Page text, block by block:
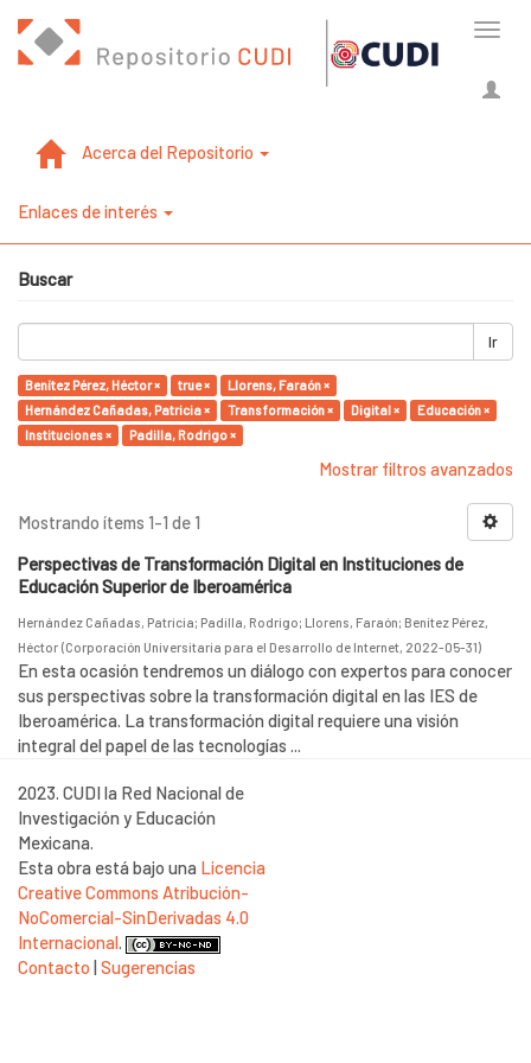
Acerca del Repositorio
Enlaces de interés
Buscar
Ir
Benítez Pérez, Héctor × true ×
Llorens, Faraón ×
Hernández Cañadas, Patricia ×
Transformación × Digital ×
Educación ×
Instituciones ×
Padilla, Rodrigo ×
Mostrar filtros avanzados
Mostrando ítems 1-1 de 1
Perspectivas de Transformación Digital en Instituciones de
Educación Superior de Iberoamérica
Hernández Cañadas, Patricia; Padilla, Rodrigo; Llorens, Faraón; Benítez Pérez,
Héctor (Corporación Universitaria para el Desarrollo de Internet, 2022-05-31)
En esta ocasión tendremos un diálogo con expertos para conocer
sus perspectivas sobre la transformación digital en las IES de
Iberoamérica. La transformación digital requiere una visión
integral del papel de las tecnologías ...
2023. CUDI la Red Nacional de
Investigación y Educación
Mexicana.
Esta obra está bajo una Licencia
Creative Commons Atribución-
NoComercial-SinDerivadas 4.0
Internacional.
Contacto |Sugerencias